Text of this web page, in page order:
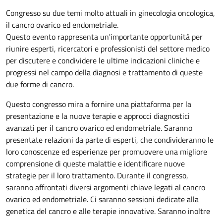
Congresso su due temi molto attuali in ginecologia oncologica,
il cancro ovarico ed endometriale.
Questo evento rappresenta un'importante opportunità per
riunire esperti, ricercatori e professionisti del settore medico
per discutere e condividere le ultime indicazioni cliniche e
progressi nel campo della diagnosi e trattamento di queste
due forme di cancro.
Questo congresso mira a fornire una piattaforma per la
presentazione e la nuove terapie e approcci diagnostici
avanzati per il cancro ovarico ed endometriale. Saranno
presentate relazioni da parte di esperti, che condivideranno le
loro conoscenze ed esperienze per promuovere una migliore
comprensione di queste malattie e identificare nuove
strategie per il loro trattamento. Durante il congresso,
saranno affrontati diversi argomenti chiave legati al cancro
ovarico ed endometriale. Ci saranno sessioni dedicate alla
genetica del cancro e alle terapie innovative. Saranno inoltre